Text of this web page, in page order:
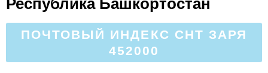
Республика Башкортостан
ПОЧТОВЫЙ ИНДЕКС СНТ ЗАРЯ
452000